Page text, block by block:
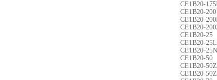
CE1B20-
CE1B20-200
CE1B20-
CE1B20-
CE1B20-25
CE1B20-25L
CE1B20-25N
CE1B20-50
CE1B20-50Z
CE1B20-